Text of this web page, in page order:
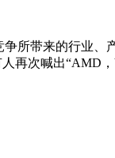
所带来的行业、
再次喊出“AMD，